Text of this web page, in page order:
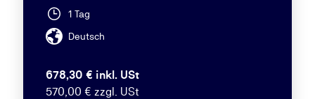
1 Tag
Deutsch
678,30 € inkl. USt
570,00 € zzgl. USt